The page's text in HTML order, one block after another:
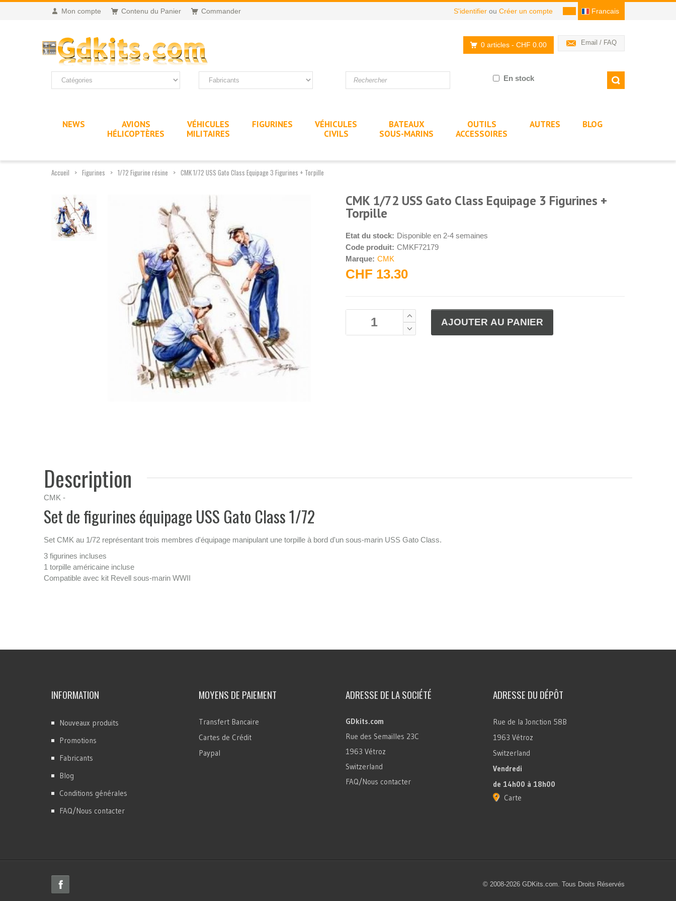
Mon compte Contenu du Panier Commander Francais
S'identifier ou Créer un compte
Email / FAQ
0 articles - CHF 0.00
En stock
NEWS
AVIONS
HÉLICOPTÈRES
VÉHICULES
MILITAIRES
FIGURINES
VÉHICULES
CIVILS
BATEAUX
SOUS-MARINS
OUTILS
ACCESSOIRES
AUTRES BLOG
Accueil Figurines 1/72 Figurine résine CMK 1/72 USS Gato Class Equipage 3 Figurines + Torpille
CMK 1/72 USS Gato Class Equipage 3 Figurines +
Torpille
Etat du stock: Disponible en 2-4 semaines
Code produit: CMKF72179
Marque: CMK
CHF 13.30
Description
CMK -
Set de figurines équipage USS Gato Class 1/72
Set CMK au 1/72 représentant trois membres d'équipage manipulant une torpille à bord d'un sous-marin USS Gato Class.
3 figurines incluses
1 torpille américaine incluse
Compatible avec kit Revell sous-marin WWII
INFORMATION
Nouveaux produits
Promotions
Fabricants
Blog
Conditions générales
FAQ/Nous contacter
MOYENS DE PAIEMENT
Transfert Bancaire
Cartes de Crédit
Paypal
ADRESSE DE LA SOCIÉTÉ
GDkits.com
Rue des Semailles 23C
1963 Vétroz
Switzerland
FAQ/Nous contacter
ADRESSE DU DÉPÔT
Rue de la Jonction 58B
1963 Vétroz
Switzerland
Vendredi
de 14h00 à 18h00
Carte
© 2008-2026 GDKits.com. Tous Droits Réservés